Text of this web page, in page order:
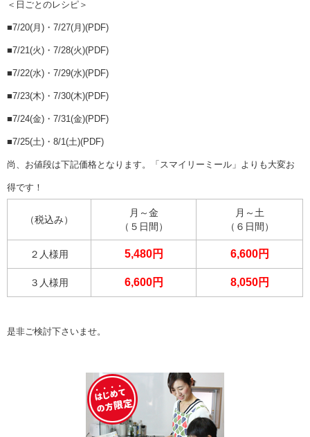
＜日ごとのレシピ＞
■7/20(月)・7/27(月)(PDF)
■7/21(火)・7/28(火)(PDF)
■7/22(水)・7/29(水)(PDF)
■7/23(木)・7/30(木)(PDF)
■7/24(金)・7/31(金)(PDF)
■7/25(土)・8/1(土)(PDF)
尚、お値段は下記価格となります。「スマイリーミール」よりも大変お
得です！
（税込み）
月～金
（５日間）
月～土
（６日間）
２人様用 5,480円 6,600円
３人様用 6,600円 8,050円
是非ご検討下さいませ。